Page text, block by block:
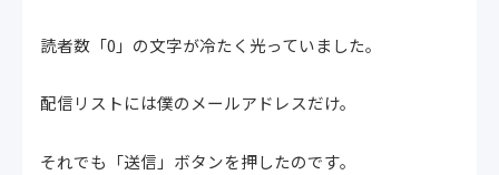
読者数「0」の文字が冷たく光っていました。
配信リストには僕のメールアドレスだけ。
それでも「送信」ボタンを押したのです。